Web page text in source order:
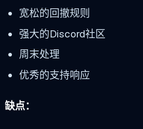
宽松的回撤规则
强大的Discord社区
周末处理
优秀的支持响应
缺点：